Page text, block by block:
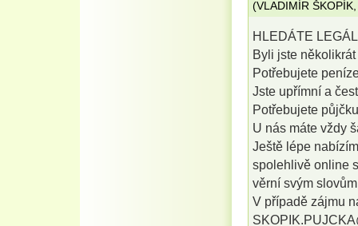
(VLADIMÍR ŠKOPÍK
HLEDÁTE
Byli jste
Potřebujete
Jste upřímní a
Potřebujete
U nás máte vždy
Ještě lépe
spolehlivě online
věrní svým
V případě zájmu